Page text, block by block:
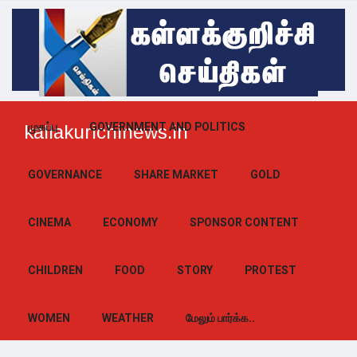
kallakurichinews.in
முகப்பு GOVERNMENT AND POLITICS
GOVERNANCE SHARE MARKET GOLD
CINEMA ECONOMY SPONSOR CONTENT
CHILDREN FOOD STORY PROTEST
WOMEN WEATHER மேலும் பார்க்க..